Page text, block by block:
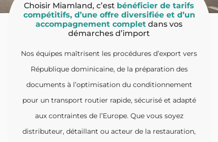
Choisir Miamland, c’est bénéficier de tarifs
compétitifs, d’une offre diversifiée et d’un
accompagnement complet dans vos
démarches d’import
Nos équipes maîtrisent les procédures d’export vers
République dominicaine, de la préparation des
documents à l’optimisation du conditionnement
pour un transport routier rapide, sécurisé et adapté
aux contraintes de l’Europe. Que vous soyez
distributeur, détaillant ou acteur de la restauration,